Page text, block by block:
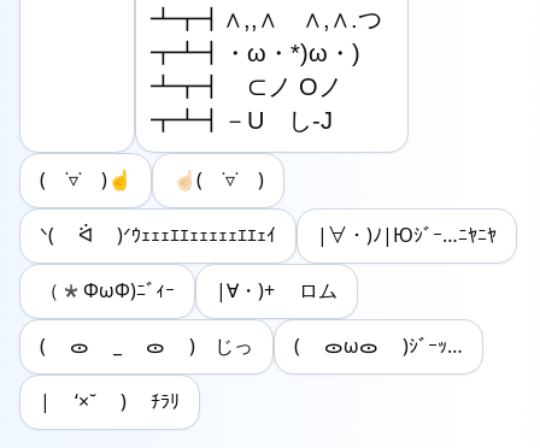
┻┳┫∧,,∧　∧,∧.つ
┳┻┫・ω・*)ω・)
┻┳┫　⊂ノ Oノ
┳┻┫－U　し-J
( ˙▿˙ )☝ ☝🏻( ˙▿˙ )
ᐠ( ᐛ )ᐟｳｪｪｪｴｴｪｪｪｪｪｴｴｪｲ |∀・)ﾉ|Юｼﾞｰ…ﾆﾔﾆﾔ
（*ФωФ)ﾆﾞｨｰ |∀・)+ ロム
( ᯣ _ ᯣ ) じっ ( ᯣωᯣ )ｼﾞｰｯ…
| ‘×˘ ) ﾁﾗﾘ